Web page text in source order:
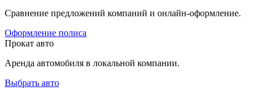
Сравнение предложений компаний и онлайн-оформление.
Оформление полиса
Прокат авто
Аренда автомобиля в локальной компании.
Выбрать авто